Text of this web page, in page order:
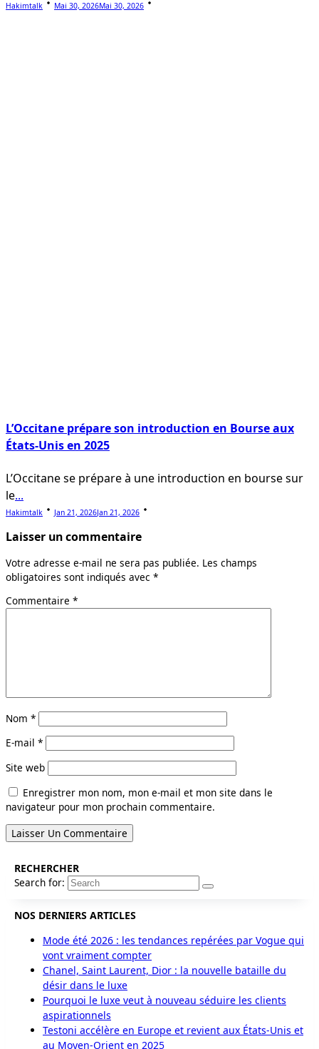
Hakimtalk Mai 30, 2026Mai 30, 2026
L’Occitane prépare son introduction en Bourse aux
États-Unis en 2025
L’Occitane se prépare à une introduction en bourse sur
le...
Hakimtalk Jan 21, 2026Jan 21, 2026
Laisser un commentaire
Votre adresse e-mail ne sera pas publiée. Les champs
obligatoires sont indiqués avec *
Commentaire *
Nom *
E-mail *
Site web
Enregistrer mon nom, mon e-mail et mon site dans le
navigateur pour mon prochain commentaire.
RECHERCHER
Search for:
NOS DERNIERS ARTICLES
Mode été 2026 : les tendances repérées par Vogue qui
vont vraiment compter
Chanel, Saint Laurent, Dior : la nouvelle bataille du
désir dans le luxe
Pourquoi le luxe veut à nouveau séduire les clients
aspirationnels
Testoni accélère en Europe et revient aux États-Unis et
au Moyen-Orient en 2025